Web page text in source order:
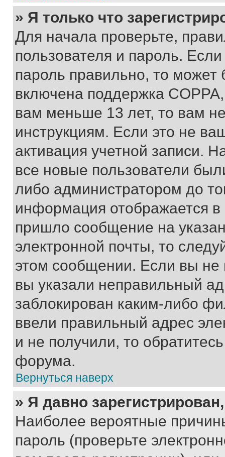
» Я только что
Для начала проверьте,
пользователя и пароль.
пароль правильно, то может
включена поддержка
вам меньше 13 лет, то вам
инструкциям. Если это не
активация учетной записи.
все новые пользователи
либо администратором до
информация отображается
пришло сообщение на
электронной почты, то
этом сообщении. Если вы
вы указали неправильный
заблокирован каким-либо
ввели правильный адрес
и не получили, то
форума.
Вернуться наверх
» Я давно
Наиболее вероятные
пароль (проверьте